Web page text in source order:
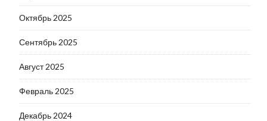
Октябрь 2025
Сентябрь 2025
Август 2025
Февраль 2025
Декабрь 2024